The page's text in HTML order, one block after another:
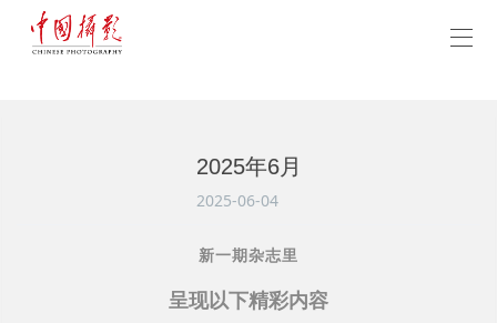
2025年6月
2025-06-04
新一期杂志里
呈现以下精彩内容